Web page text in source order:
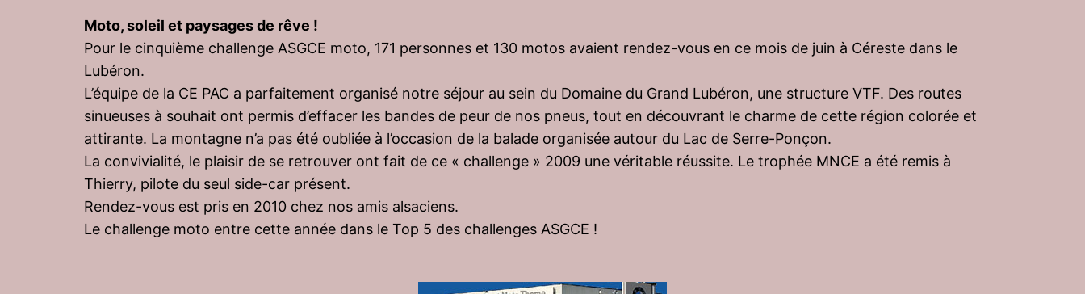
Moto, soleil et paysages de rêve !
Pour le cinquième challenge ASGCE moto, 171 personnes et 130 motos avaient rendez-vous en ce mois de juin à Céreste dans le
Lubéron.
L’équipe de la CE PAC a parfaitement organisé notre séjour au sein du Domaine du Grand Lubéron, une structure VTF. Des routes
sinueuses à souhait ont permis d’effacer les bandes de peur de nos pneus, tout en découvrant le charme de cette région colorée et
attirante. La montagne n’a pas été oubliée à l’occasion de la balade organisée autour du Lac de Serre-Ponçon.
La convivialité, le plaisir de se retrouver ont fait de ce « challenge » 2009 une véritable réussite. Le trophée MNCE a été remis à
Thierry, pilote du seul side-car présent.
Rendez-vous est pris en 2010 chez nos amis alsaciens.
Le challenge moto entre cette année dans le Top 5 des challenges ASGCE !